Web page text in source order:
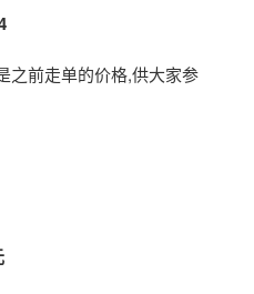
之前走单的价格,供大家参